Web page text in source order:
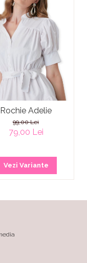
Rochie Adelie
99,00 Lei
79,00 Lei
Vezi Variante